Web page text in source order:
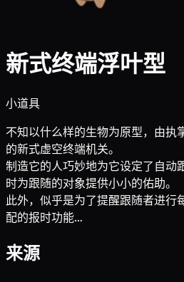
新式终端浮叶型
小道具
不知以什么样的生物为原型，由执
的新式虚空终端机关。
制造它的人巧妙地为它设定了自动
时为跟随的对象提供小小的佑助。
此外，似乎是为了提醒跟随者进行
配的报时功能…
来源